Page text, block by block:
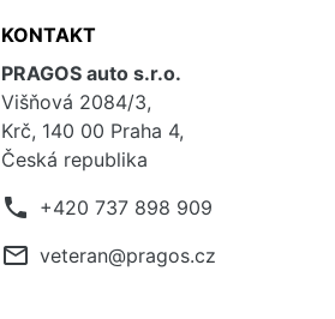
KONTAKT
PRAGOS auto s.r.o.
Višňová 2084/3,
Krč, 140 00 Praha 4,
Česká republika
phone +420 737 898 909
mail_outline veteran@pragos.cz